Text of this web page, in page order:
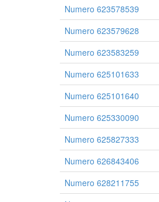
Numero 623578539
Numero 623579628
Numero 623583259
Numero 625101633
Numero 625101640
Numero 625330090
Numero 625827333
Numero 626843406
Numero 628211755